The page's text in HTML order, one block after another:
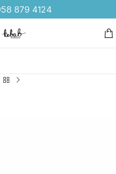
879 4124